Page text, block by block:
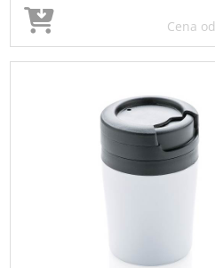
Cena od